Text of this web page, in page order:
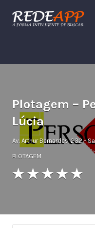
Procurar:
Plotagem –
Lúcia
Av. Arthur Bernardes, 232 -
PLOTAGEM